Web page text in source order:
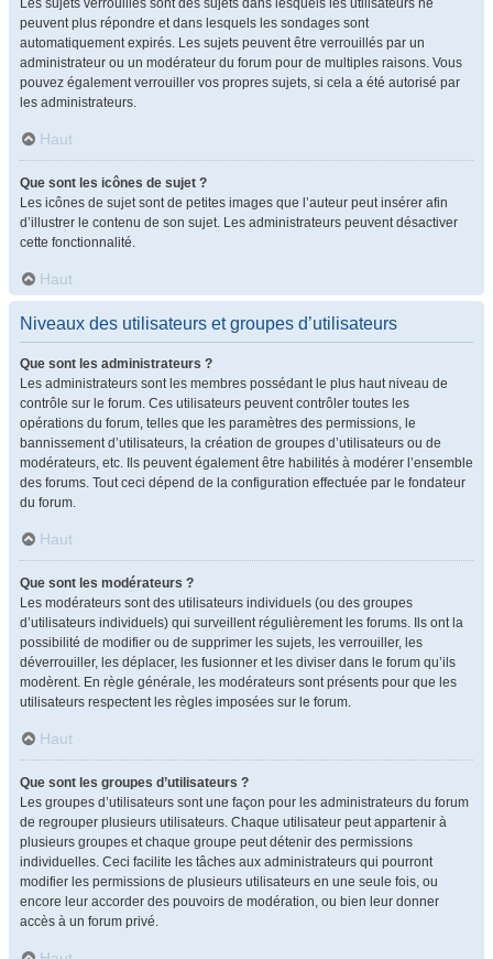
Les sujets verrouillés sont des sujets dans lesquels les utilisateurs ne
peuvent plus répondre et dans lesquels les sondages sont
automatiquement expirés. Les sujets peuvent être verrouillés par un
administrateur ou un modérateur du forum pour de multiples raisons. Vous
pouvez également verrouiller vos propres sujets, si cela a été autorisé par
les administrateurs.
Haut
Que sont les icônes de sujet ?
Les icônes de sujet sont de petites images que l’auteur peut insérer afin
d’illustrer le contenu de son sujet. Les administrateurs peuvent désactiver
cette fonctionnalité.
Haut
Niveaux des utilisateurs et groupes d’utilisateurs
Que sont les administrateurs ?
Les administrateurs sont les membres possédant le plus haut niveau de
contrôle sur le forum. Ces utilisateurs peuvent contrôler toutes les
opérations du forum, telles que les paramètres des permissions, le
bannissement d’utilisateurs, la création de groupes d’utilisateurs ou de
modérateurs, etc. Ils peuvent également être habilités à modérer l’ensemble
des forums. Tout ceci dépend de la configuration effectuée par le fondateur
du forum.
Haut
Que sont les modérateurs ?
Les modérateurs sont des utilisateurs individuels (ou des groupes
d’utilisateurs individuels) qui surveillent régulièrement les forums. Ils ont la
possibilité de modifier ou de supprimer les sujets, les verrouiller, les
déverrouiller, les déplacer, les fusionner et les diviser dans le forum qu’ils
modèrent. En règle générale, les modérateurs sont présents pour que les
utilisateurs respectent les règles imposées sur le forum.
Haut
Que sont les groupes d’utilisateurs ?
Les groupes d’utilisateurs sont une façon pour les administrateurs du forum
de regrouper plusieurs utilisateurs. Chaque utilisateur peut appartenir à
plusieurs groupes et chaque groupe peut détenir des permissions
individuelles. Ceci facilite les tâches aux administrateurs qui pourront
modifier les permissions de plusieurs utilisateurs en une seule fois, ou
encore leur accorder des pouvoirs de modération, ou bien leur donner
accès à un forum privé.